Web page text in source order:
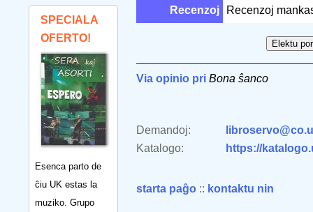
SPECIALA
OFERTO!
Esenca parto de
ĉiu UK estas la
muziko. Grupo
Recenzoj Recenzoj
Via opinio pri Bona ŝanco
Demandoj:
Katalogo:
https://
starta paĝo :: kontaktu nin